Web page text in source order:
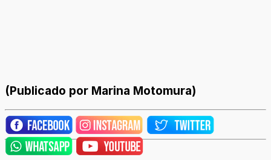
(Publicado por Marina Motomura)